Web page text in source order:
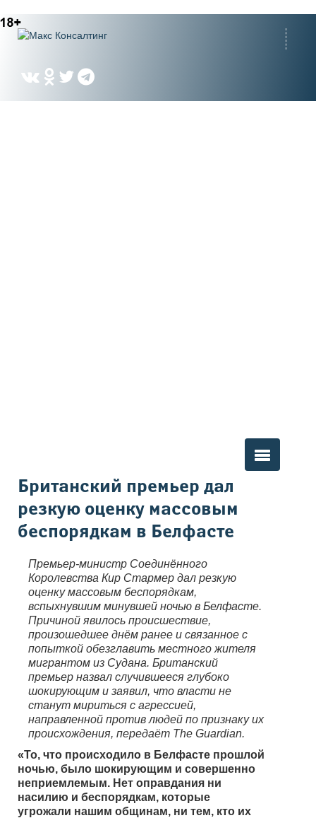
Вы здесь
Британский премьер дал
резкую оценку массовым
беспорядкам в Белфасте
Премьер-министр Соединённого
Королевства Кир Стармер дал резкую
оценку массовым беспорядкам,
вспыхнувшим минувшей ночью в Белфасте.
Причиной явилось происшествие,
произошедшее днём ранее и связанное с
попыткой обезглавить местного жителя
мигрантом из Судана. Британский
премьер назвал случившееся глубоко
шокирующим и заявил, что власти не
станут мириться с агрессией,
направленной против людей по признаку их
происхождения, передаёт The Guardian.
«То, что происходило в Белфасте прошлой
ночью, было шокирующим и совершенно
неприемлемым. Нет оправдания ни
насилию и беспорядкам, которые
угрожали нашим общинам, ни тем, кто их